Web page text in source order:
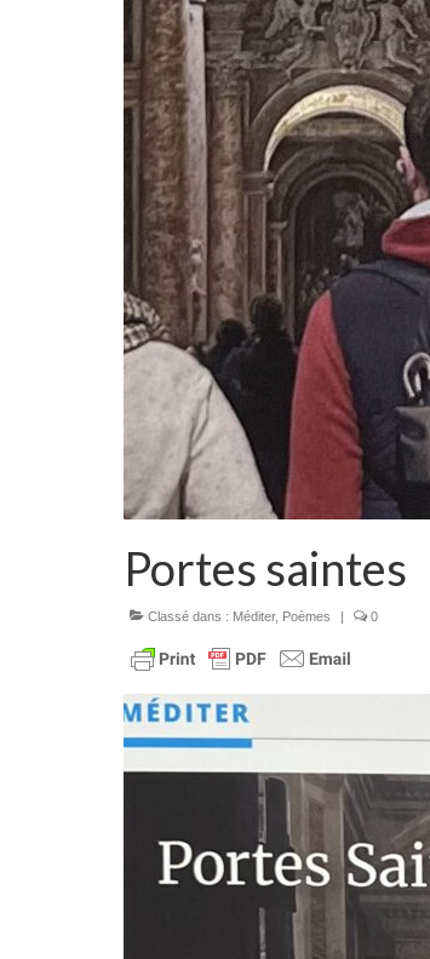
Portes saintes
Classé dans : Méditer, Poèmes | 0